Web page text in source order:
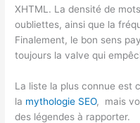
XHTML. La densité de
oubliettes, ainsi que la
Finalement, le bon sens
toujours la valve qui
La liste la plus connue est
la mythologie SEO, mais
des légendes à rapporter.